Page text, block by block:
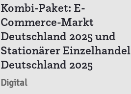
Kombi-Paket: E-
Commerce-Markt
Deutschland 2025 und
Stationärer Einzelhandel
Deutschland 2025
Digital